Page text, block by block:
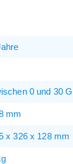
0 und 30
mm
x 326 x 128 mm